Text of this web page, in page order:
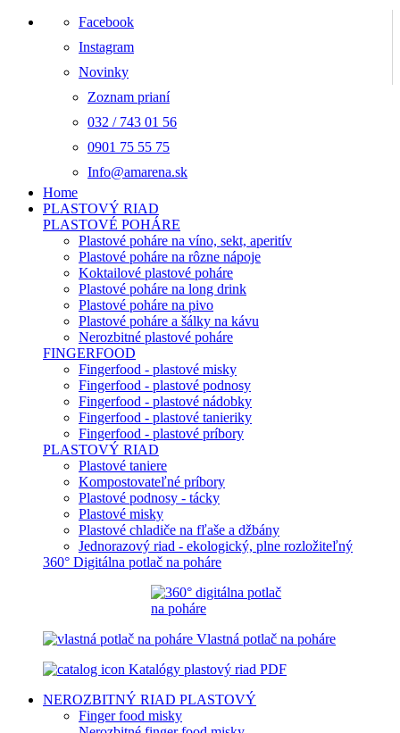
Facebook
Instagram
Novinky
Zoznam prianí
032 / 743 01 56
0901 75 55 75
Info@amarena.sk
Home
PLASTOVÝ RIAD
PLASTOVÉ POHÁRE
Plastové poháre na víno, sekt, aperitív
Plastové poháre na rôzne nápoje
Koktailové plastové poháre
Plastové poháre na long drink
Plastové poháre na pivo
Plastové poháre a šálky na kávu
Nerozbitné plastové poháre
FINGERFOOD
Fingerfood - plastové misky
Fingerfood - plastové podnosy
Fingerfood - plastové nádobky
Fingerfood - plastové tanieriky
Fingerfood - plastové príbory
PLASTOVÝ RIAD
Plastové taniere
Kompostovateľné príbory
Plastové podnosy - tácky
Plastové misky
Plastové chladiče na fľaše a džbány
Jednorazový riad - ekologický, plne rozložiteľný
360° Digitálna potlač na poháre
Vlastná potlač na poháre
Katalógy plastový riad PDF
NEROZBITNÝ RIAD PLASTOVÝ
Finger food misky